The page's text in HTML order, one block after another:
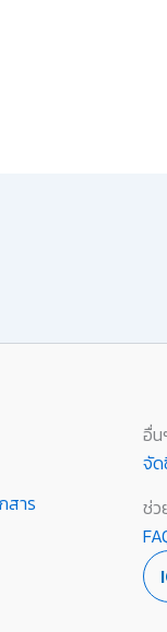
สาร
อื่น
จั
ช่ว